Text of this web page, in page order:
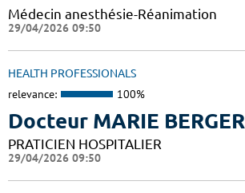
Médecin anesthésie-Réanimation
29/04/2026 09:50
HEALTH PROFESSIONALS
relevance: 100%
Docteur MARIE BERGER
PRATICIEN HOSPITALIER
29/04/2026 09:50